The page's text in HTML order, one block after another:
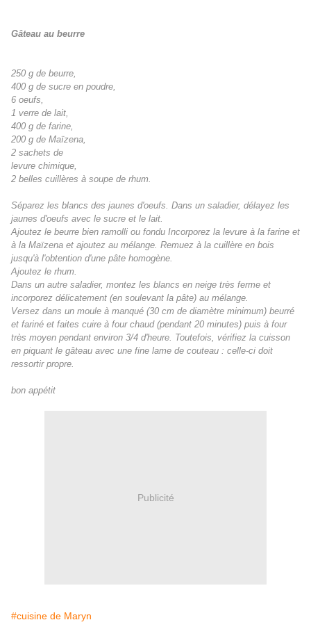
Gâteau au beurre
250 g de beurre,
400 g de sucre en poudre,
6 oeufs,
1 verre de lait,
400 g de farine,
200 g de Maïzena,
2 sachets de
levure chimique,
2 belles cuillères à soupe de rhum.
Séparez les blancs des jaunes d'oeufs. Dans un saladier, délayez les
jaunes d'oeufs avec le sucre et le lait.
Ajoutez le beurre bien ramolli ou fondu Incorporez la levure à la farine et
à la Maïzena et ajoutez au mélange. Remuez à la cuillère en bois
jusqu'à l'obtention d'une pâte homogène.
Ajoutez le rhum.
Dans un autre saladier, montez les blancs en neige très ferme et
incorporez délicatement (en soulevant la pâte) au mélange.
Versez dans un moule à manqué (30 cm de diamètre minimum) beurré
et fariné et faites cuire à four chaud (pendant 20 minutes) puis à four
très moyen pendant environ 3/4 d'heure. Toutefois, vérifiez la cuisson
en piquant le gâteau avec une fine lame de couteau : celle-ci doit
ressortir propre.
bon appétit
Publicité
#cuisine de Maryn